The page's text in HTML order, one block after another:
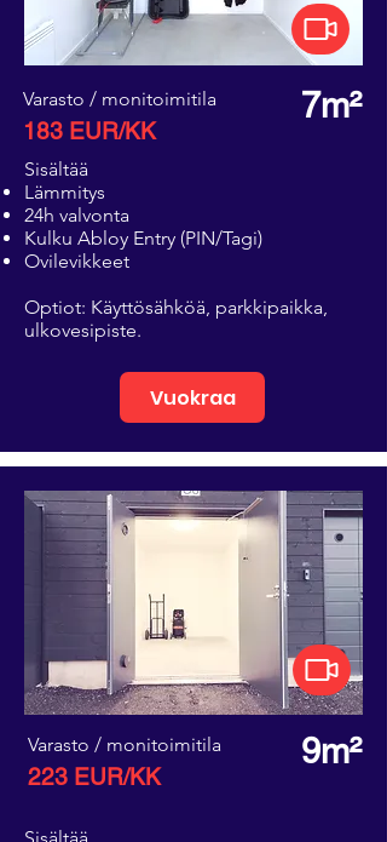
7m²
Varasto / monitoimitila
183 EUR/KK
Sisältää
Lämmitys
24h valvonta
Kulku Abloy Entry (PIN/Tagi)
Ovilevikkeet
Optiot: Käyttösähköä, parkkipaikka,
ulkovesipiste.
Vuokraa
9m²
Varasto / monitoimitila
223 EUR/KK